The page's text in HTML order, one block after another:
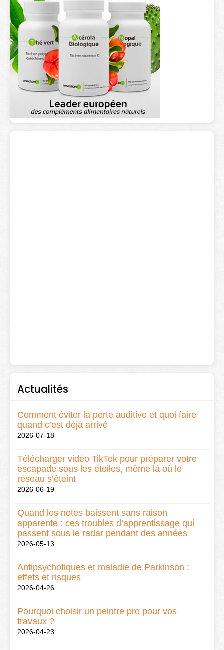
Actualités
Comment éviter la perte auditive et quoi faire
quand c’est déjà arrivé
2026-07-18
Télécharger vidéo TikTok pour préparer votre
escapade sous les étoiles, même là où le
réseau s’éteint
2026-06-19
Quand les notes baissent sans raison
apparente : ces troubles d’apprentissage qui
passent sous le radar pendant des années
2026-05-13
Antipsychotiques et maladie de Parkinson :
effets et risques
2026-04-26
Pourquoi choisir un peintre pro pour vos
travaux ?
2026-04-23